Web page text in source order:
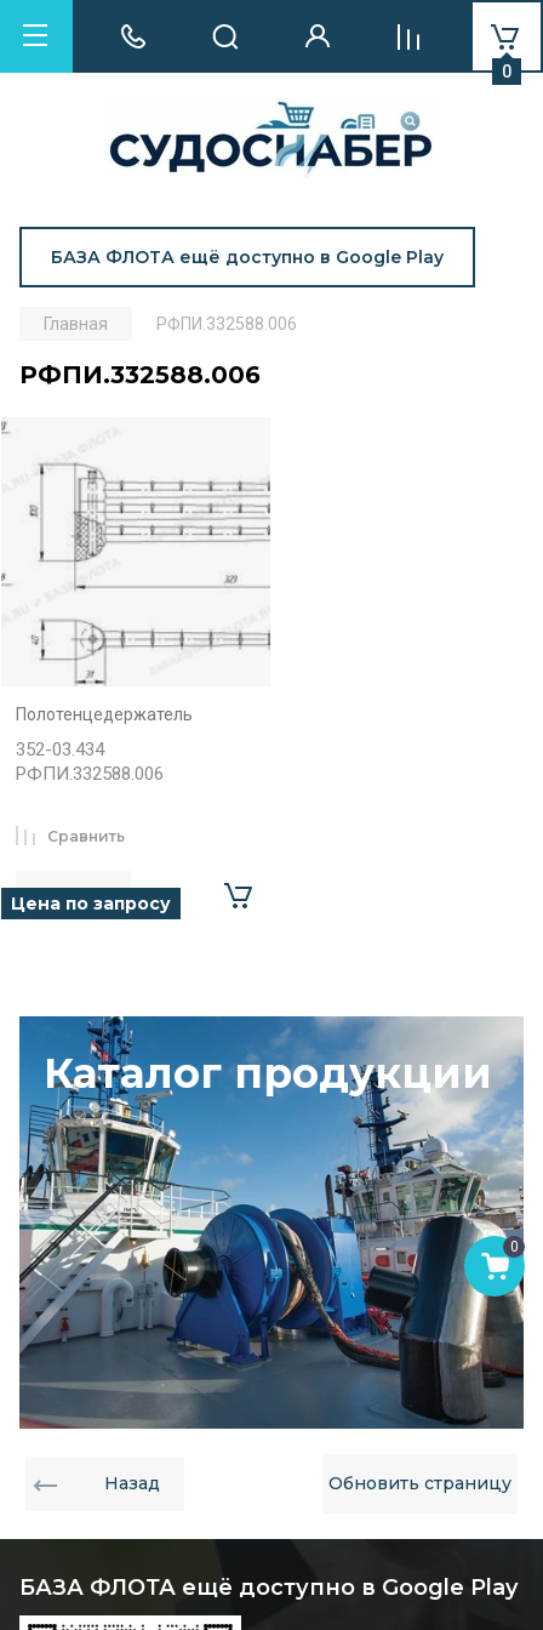
0
БАЗА ФЛОТА ещё доступно в Google Play
0
Каталог продукции
Главная РФПИ.332588.006
РФПИ.332588.006
Полотенцедержатель
352-03.434
РФПИ.332588.006
Цена по запросу
Сравнить
Назад Обновить страницу
БАЗА ФЛОТА ещё доступно в Google Play